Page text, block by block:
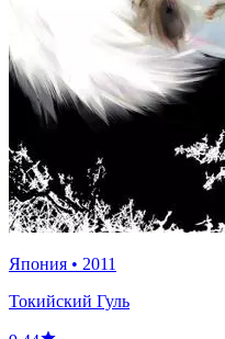
Япония • 2011
Токийский Гуль